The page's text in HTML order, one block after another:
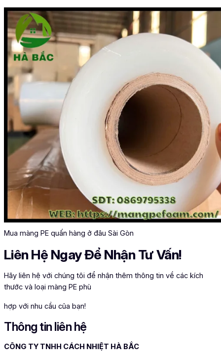
Mua màng PE quấn hàng ở đâu Sài Gòn
Liên Hệ Ngay Để Nhận Tư Vấn!
Hãy liên hệ với chúng tôi để nhận thêm thông tin về các kích
thước và loại màng PE phù
hợp với nhu cầu của bạn!
Thông tin liên hệ
CÔNG TY TNHH CÁCH NHIỆT HÀ BẮC